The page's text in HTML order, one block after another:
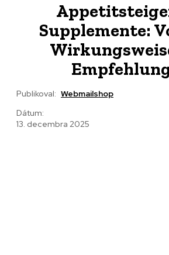
Supplemente:
Publikoval: Webmailshop
Dátum:
13. decembra 2025